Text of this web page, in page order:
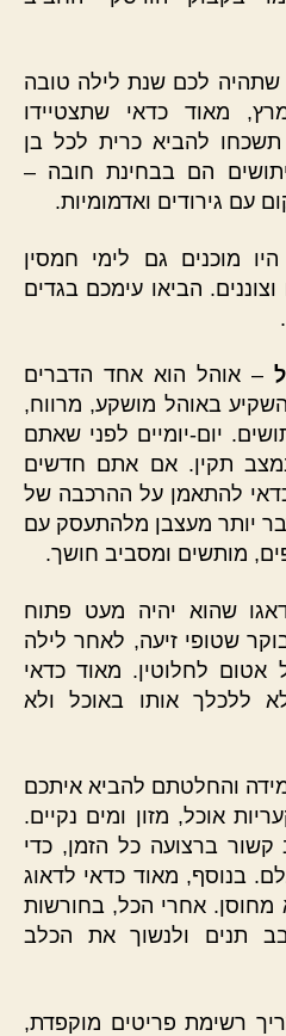
שתהיה לכם שנת לילה טובה
מאוד כדאי שתצטיידו
להביא כרית לכל בן
הם בבחינת חובה –
עם גירודים ואדמומיות.
מוכנים גם לימי חמסין
הביאו עימכם בגדים
– אוהל הוא אחד הדברים
באוהל מושקע, מרווח,
יום-יומיים לפני שאתם
תקין. אם אתם חדשים
להתאמן על ההרכבה של
יותר מעצבן מלהתעסק עם
מותשים ומסביב חושך.
שהוא יהיה מעט פתוח
שטופי זיעה, לאחר לילה
לחלוטין. מאוד כדאי
ללכלך אותו באוכל ולא
והחלטתם להביא איתכם
אוכל, מזון ומים נקיים.
ברצועה כל הזמן, כדי
בנוסף, מאוד כדאי לדאוג
מחוסן. אחרי הכל, בחורשות
תנים ולנשוך את הכלב
רשימת פריטים מוקפדת,